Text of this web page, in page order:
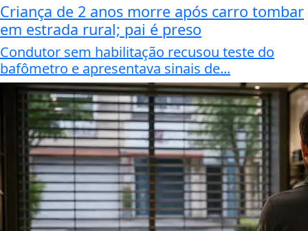
Criança de 2 anos morre após carro tombar
em estrada rural; pai é preso
Condutor sem habilitação recusou teste do
bafômetro e apresentava sinais de...